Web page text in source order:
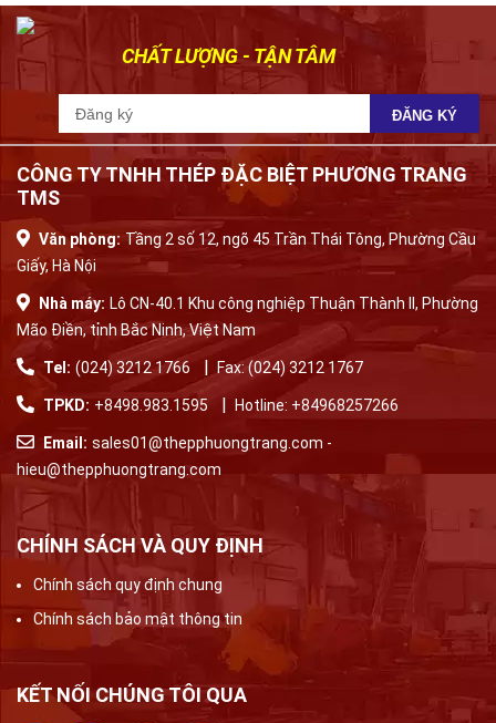
CHẤT LƯỢNG - TẬN TÂM
CÔNG TY TNHH THÉP ĐẶC BIỆT PHƯƠNG TRANG
TMS
Văn phòng: Tầng 2 số 12, ngõ 45 Trần Thái Tông, Phường Cầu
Giấy, Hà Nội
Nhà máy: Lô CN-40.1 Khu công nghiệp Thuận Thành II, Phường
Mão Điền, tỉnh Bắc Ninh, Việt Nam
Tel: (024) 3212 1766 | Fax: (024) 3212 1767
TPKD: +8498.983.1595 | Hotline: +84968257266
Email: sales01@thepphuongtrang.com -
hieu@thepphuongtrang.com
CHÍNH SÁCH VÀ QUY ĐỊNH
Chính sách quy định chung
Chính sách bảo mật thông tin
KẾT NỐI CHÚNG TÔI QUA